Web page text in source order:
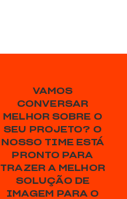
VAMOS
CONVERSAR
MELHOR SOBRE O
SEU PROJETO? O
NOSSO TIME ESTÁ
PRONTO PARA
TRAZER A MELHOR
SOLUÇÃO DE
IMAGEM PARA O